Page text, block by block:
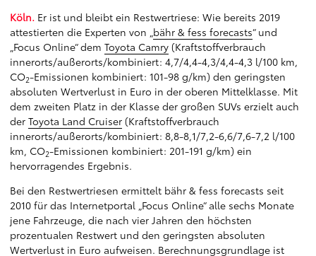
Köln. Er ist und bleibt ein Restwertriese: Wie bereits 2019
attestierten die Experten von „bähr & fess forecasts“ und
„Focus Online“ dem Toyota Camry (Kraftstoffverbrauch
innerorts/außerorts/kombiniert: 4,7/4,4-4,3/4,4-4,3 l/100 km,
CO2-Emissionen kombiniert: 101-98 g/km) den geringsten
absoluten Wertverlust in Euro in der oberen Mittelklasse. Mit
dem zweiten Platz in der Klasse der großen SUVs erzielt auch
der Toyota Land Cruiser (Kraftstoffverbrauch
innerorts/außerorts/kombiniert: 8,8-8,1/7,2-6,6/7,6-7,2 l/100
km, CO2-Emissionen kombiniert: 201-191 g/km) ein
hervorragendes Ergebnis.
Bei den Restwertriesen ermittelt bähr & fess forecasts seit
2010 für das Internetportal „Focus Online“ alle sechs Monate
jene Fahrzeuge, die nach vier Jahren den höchsten
prozentualen Restwert und den geringsten absoluten
Wertverlust in Euro aufweisen. Berechnungsgrundlage ist